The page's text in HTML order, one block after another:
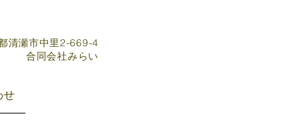
清瀬市中里2-669-4
​合同会社みらい
せ